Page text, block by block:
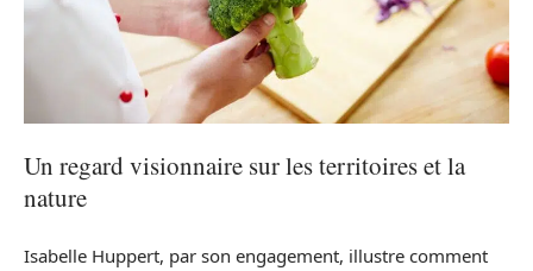
Un regard visionnaire sur les territoires et la
nature
Isabelle Huppert, par son engagement, illustre comment